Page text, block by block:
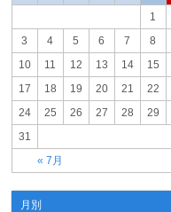
« 7月
1
3
4 5 6 7 8
10
11 12 13 14 15
17
18 19 20 21 22
24
25 26 27 28 29
31
月別